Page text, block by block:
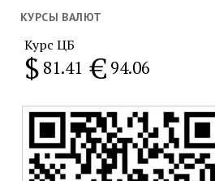
месяц
КУРСЫ ВАЛЮТ
Курс ЦБ
$ 81.41 € 94.06